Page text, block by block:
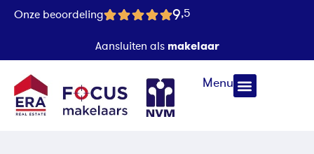
Onze beoordeling 9,5
Aansluiten als makelaar
Menu